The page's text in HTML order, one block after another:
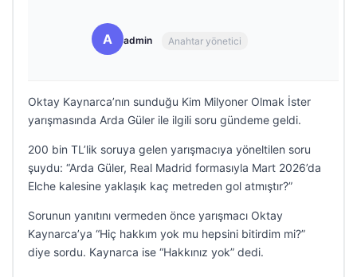
A admin Anahtar yönetici
Oktay Kaynarca’nın sunduğu Kim Milyoner Olmak İster
yarışmasında Arda Güler ile ilgili soru gündeme geldi.
200 bin TL’lik soruya gelen yarışmacıya yöneltilen soru
şuydu: “Arda Güler, Real Madrid formasıyla Mart 2026’da
Elche kalesine yaklaşık kaç metreden gol atmıştır?”
Sorunun yanıtını vermeden önce yarışmacı Oktay
Kaynarca’ya “Hiç hakkım yok mu hepsini bitirdim mi?”
diye sordu. Kaynarca ise “Hakkınız yok” dedi.